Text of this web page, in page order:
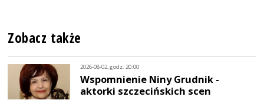
Zobacz także
2026-08-02, godz. 20:00
Wspomnienie Niny Grudnik -
aktorki szczecińskich scen